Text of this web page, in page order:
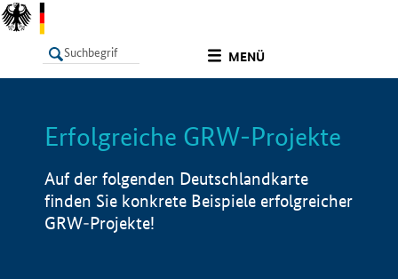
MENÜ
LISTE Info
Erfolgreiche GRW-Projekte
Auf der folgenden Deutschlandkarte
finden Sie konkrete Beispiele erfolgreicher
GRW-Projekte!